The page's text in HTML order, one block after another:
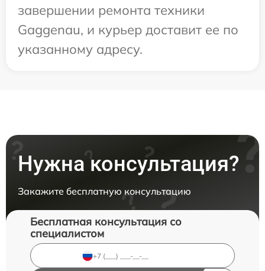
завершении ремонта техники
Gaggenau, и курьер доставит ее по
указанному адресу.
Нужна консультация?
Закажите бесплатную консультацию
Бесплатная консультация со
специалистом